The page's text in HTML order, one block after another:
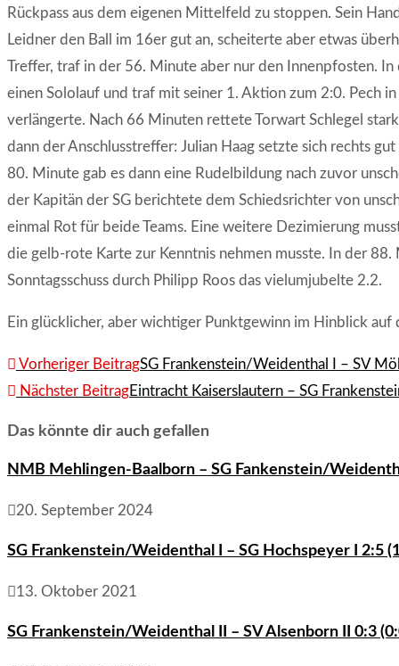
Rückpass aus dem eigenen Mittelfeld zu stoppen. Sein
Leidner den Ball im 16er gut an, scheiterte aber etwas
Treffer, traf in der 56. Minute aber nur den Innenpfosten.
einen Sololauf und traf mit seiner 1. Aktion zum 2:0. Pech
verlängerte. Nach 66 Minuten rettete Torwart Schlegel
dann der Anschlusstreffer: Julian Haag setzte sich rechts
80. Minute gab es dann eine Rudelbildung nach zuvor
der Kapitän der SG berichtete dem Schiedsrichter von
einmal Rot für beide Teams. Eine weitere Dezimierung
die gelb-rote Karte zur Kenntnis nehmen musste. In der
Sonntagsschuss durch Philipp Roos das vielumjubelte 2.2.
Ein glücklicher, aber wichtiger Punktgewinn im Hinblick auf
Weitere
Artikel
Vorheriger BeitragSG Frankenstein/Weidenthal I – SV
Nächster BeitragEintracht Kaiserslautern – SG
Das könnte dir auch gefallen
NMB Mehlingen-Baalborn – SG Fankenstein/
20. September 2024
SG Frankenstein/Weidenthal I – SG Hochspeyer I 2:5
13. Oktober 2021
SG Frankenstein/Weidenthal II – SV Alsenborn II 0:3